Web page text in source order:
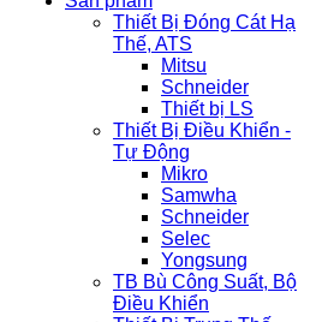
Thiết Bị Đóng Cát Hạ
Thế, ATS
Mitsu
Schneider
Thiết bị LS
Thiết Bị Điều Khiển -
Tự Động
Mikro
Samwha
Schneider
Selec
Yongsung
TB Bù Công Suất, Bộ
Điều Khiển